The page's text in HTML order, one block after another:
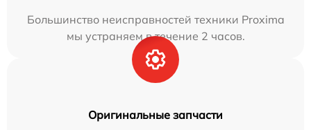
Большинство неисправностей техники Proxima
мы устраняем в течение 2 часов.
Оригинальные запчасти